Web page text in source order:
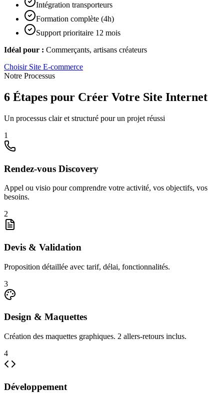
Intégration transporteurs
Formation complète (4h)
Support prioritaire 12 mois
Idéal pour : Commerçants, artisans créateurs
Choisir Site E-commerce
Notre Processus
6 Étapes pour Créer Votre Site Internet
Un processus clair et structuré pour un projet réussi
1
Rendez-vous Discovery
Appel ou visio pour comprendre votre activité, vos objectifs, vos
besoins.
2
Devis & Validation
Proposition détaillée avec tarif, délai, fonctionnalités.
3
Design & Maquettes
Création des maquettes graphiques. 2 allers-retours inclus.
4
Développement